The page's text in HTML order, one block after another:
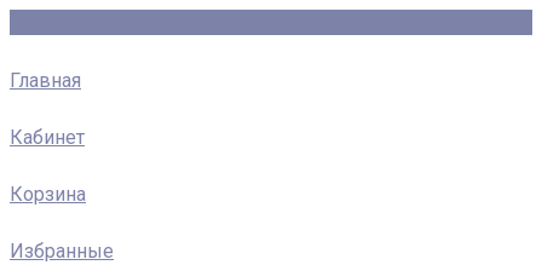
Главная
Кабинет
Корзина
Избранные